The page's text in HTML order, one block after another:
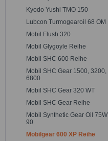
Kyodo Yushi TMO 150
Lubcon Turmogearoil 68 OM
Mobil Flush 320
Mobil Glygoyle Reihe
Mobil SHC 600 Reihe
Mobil SHC Gear 1500, 3200,
6800
Mobil SHC Gear 320 WT
Mobil SHC Gear Reihe
Mobil Synthetic Gear Oil 75W
90
Mobilgear 600 XP Reihe